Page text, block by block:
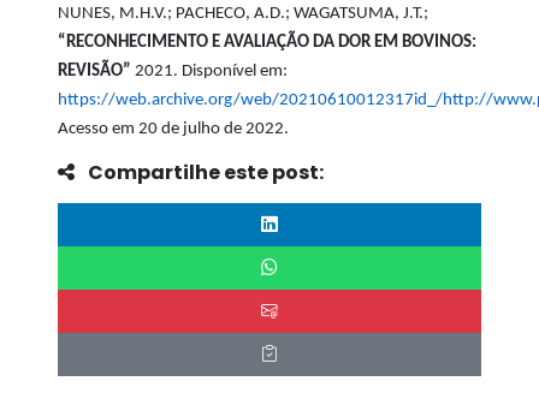
NUNES, M.H.V.; PACHECO, A.D.; WAGATSUMA, J.T.;
“RECONHECIMENTO E AVALIAÇÃO DA DOR EM BOVINOS:
REVISÃO” 2021. Disponível em:
https://web.archive.org/web/20210610012317id_/http://
Acesso em 20 de julho de 2022.
Compartilhe este post: